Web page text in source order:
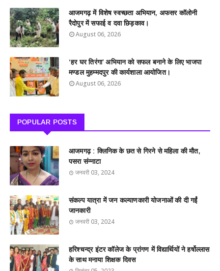
आजमगढ़ में विशेष स्वच्छता अभियान, अफसर कॉलोनी
रैदोपुर में सफाई व दवा छिड़काव।
August 06, 2026
‘हर घर तिरंगा’ अभियान को सफल बनाने के लिए भाजपा
मण्डल मुहम्मदपुर की कार्यशाला आयोजित।
August 06, 2026
POPULAR POSTS
आजमगढ़ : क्लिनिक के छत से गिरने से महिला की मौत,
पसरा संन्नाटा
जनवरी 03, 2024
संकल्प यात्रा में जन कल्याणकारी योजनाओं की दी गईं
जानकारी
जनवरी 03, 2024
हरिश्चन्द्र इंटर कॉलेज के प्रांगण में विद्यार्थियों ने हर्षोल्लास
के साथ मनाया शिक्षक दिवस